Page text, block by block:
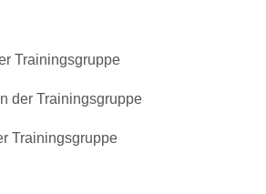
Trainingsgruppe
der Trainingsgruppe
Trainingsgruppe